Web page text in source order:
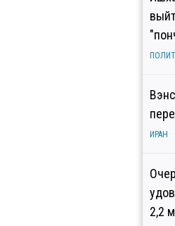
ИРАН
2,2